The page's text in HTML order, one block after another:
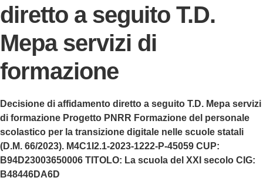
diretto a seguito T.D.
Mepa servizi di
formazione
Decisione di affidamento diretto a seguito T.D. Mepa servizi
di formazione Progetto PNRR Formazione del personale
scolastico per la transizione digitale nelle scuole statali
(D.M. 66/2023). M4C1I2.1-2023-1222-P-45059 CUP:
B94D23003650006 TITOLO: La scuola del XXI secolo CIG:
B48446DA6D